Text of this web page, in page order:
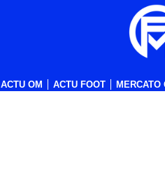
ACTU OM ACTU FOOT MERCATO